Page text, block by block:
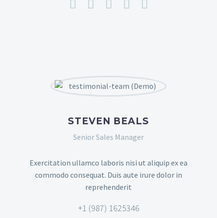
STEVEN BEALS
Senior Sales Manager
Exercitation ullamco laboris nisi ut aliquip ex ea
commodo consequat. Duis aute irure dolor in
reprehenderit
+1 (987) 1625346